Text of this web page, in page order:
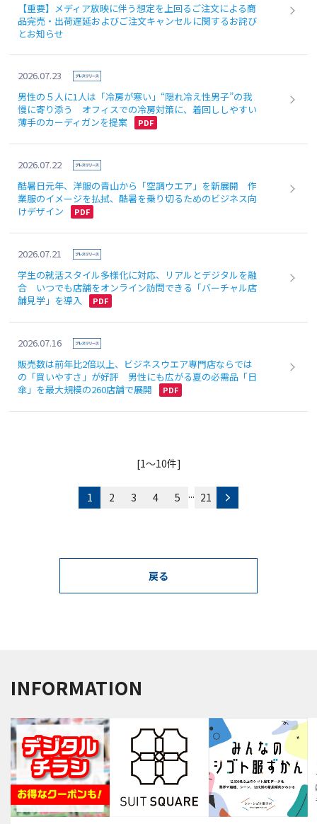
【重要】メディア放映に伴う想定を上回るご注文による商
品完売・出荷遅延およびご注文キャンセルに関するお詫び
とお知らせ
2026.07.23
男性の５人に1人は「冷房が寒い」“隠れ冷え性男子”の我
慢に寄り添う オフィスでの冷房対策に、着回ししやすい
薄手のカーディガンを提案
2026.07.22
酷暑日元年、洋服の青山から「空調ウエア」を新展開 作
業服のイメージを払拭、酷暑を乗り切るためのビジネス向
けデザイン
2026.07.21
学生の就活スタイル多様化に対応、リアルとデジタルを融
合 いつでも店舗をオンライン訪問できる「バーチャル店
舗見学」を導入
2026.07.16
販売数は前年比2倍以上、ビジネスウエア専門店ならでは
の「買いやすさ」が好評 男性にも広がる夏の必需品「日
傘」を最大規模の260店舗で展開
[1～10件]
1 2 3 4 5 ... 21
INFORMATION